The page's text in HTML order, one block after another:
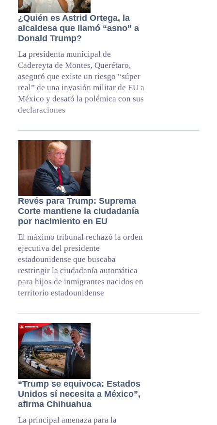
¿Quién es Astrid Ortega, la
alcaldesa que llamó “asno” a
Donald Trump?
La presidenta municipal de
Cadereyta de Montes, Querétaro,
aseguró que existe un riesgo “súper
real” de una invasión militar de EU a
México y desató la polémica con sus
declaraciones
Revés para Trump: Suprema
Corte mantiene la ciudadanía
por nacimiento en EU
El máximo tribunal rechazó la orden
ejecutiva del presidente
estadounidense que buscaba
restringir la ciudadanía automática
para hijos de inmigrantes nacidos en
territorio estadounidense
“Trump se equivoca: Estados
Unidos sí necesita a México”,
afirma Chihuahua
La principal amenaza para la